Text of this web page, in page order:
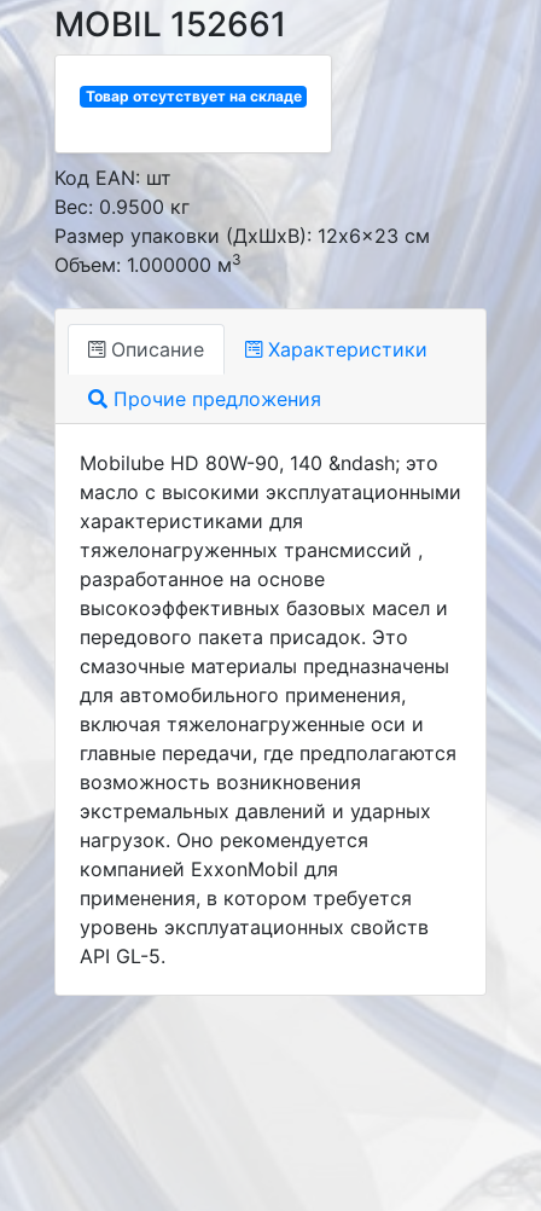
MOBIL 152661
Товар отсутствует на складе
Код EAN: шт
Вес: 0.9500 кг
Размер упаковки (ДxШxВ): 12x6x23 см
Объем: 1.000000 м3
Описание Характеристики
Прочие предложения
Mobilube HD 80W-90, 140 &ndash; это
масло с высокими эксплуатационными
характеристиками для
тяжелонагруженных трансмиссий ,
разработанное на основе
высокоэффективных базовых масел и
передового пакета присадок. Это
смазочные материалы предназначены
для автомобильного применения,
включая тяжелонагруженные оси и
главные передачи, где предполагаются
возможность возникновения
экстремальных давлений и ударных
нагрузок. Оно рекомендуется
компанией ExxonMobil для
применения, в котором требуется
уровень эксплуатационных свойств
API GL-5.